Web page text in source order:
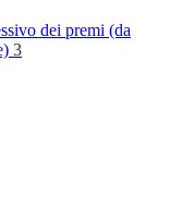
dei premi (da
3